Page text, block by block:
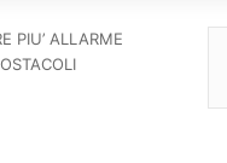
PIU’ ALLARME